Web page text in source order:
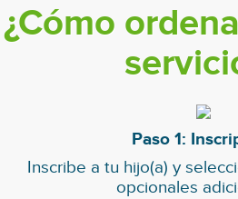
¿Cómo
Paso 1:
Inscribe a tu hijo(a) y
opcionales